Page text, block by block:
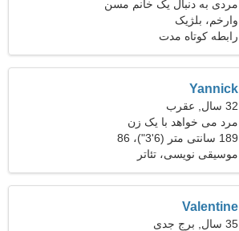
مردی به دنبال یک خانم مسن
48-51
وارخم، بلژیک
رابطه کوتاه مدت
Yannick
32 سال, عقرب
مرد می خواهد با یک زن
ملاقات کند 25-31
189 سانتی متر (6'3")، 86
کیلوگرم (189 پوند)
موسیقی نویسی، تئاتر
Valentine
35 سال, برج جدی